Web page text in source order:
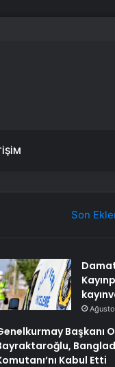
Etti
Son
Başkanı
Kabul Etti